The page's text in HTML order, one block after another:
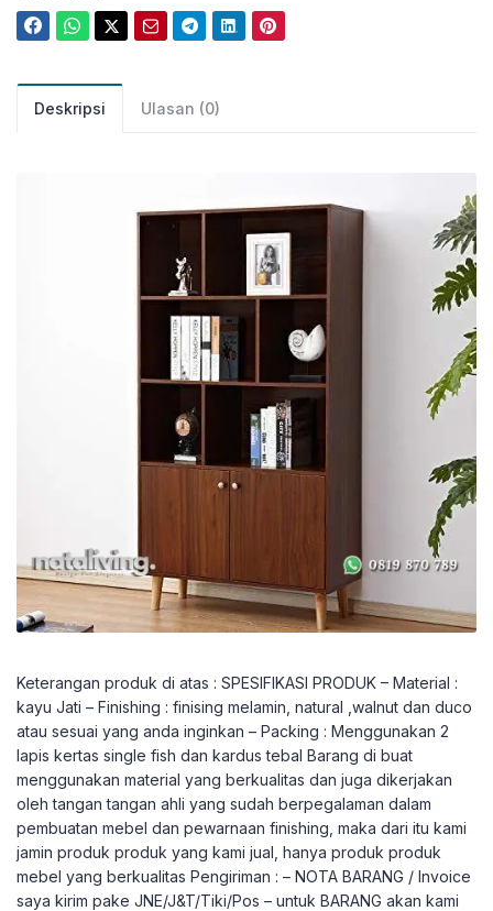
Deskripsi Ulasan (0)
Keterangan produk di atas : SPESIFIKASI PRODUK – Material :
kayu Jati – Finishing : finising melamin, natural ,walnut dan duco
atau sesuai yang anda inginkan – Packing : Menggunakan 2
lapis kertas single fish dan kardus tebal Barang di buat
menggunakan material yang berkualitas dan juga dikerjakan
oleh tangan tangan ahli yang sudah berpegalaman dalam
pembuatan mebel dan pewarnaan finishing, maka dari itu kami
jamin produk produk yang kami jual, hanya produk produk
mebel yang berkualitas Pengiriman : – NOTA BARANG / Invoice
saya kirim pake JNE/J&T/Tiki/Pos – untuk BARANG akan kami